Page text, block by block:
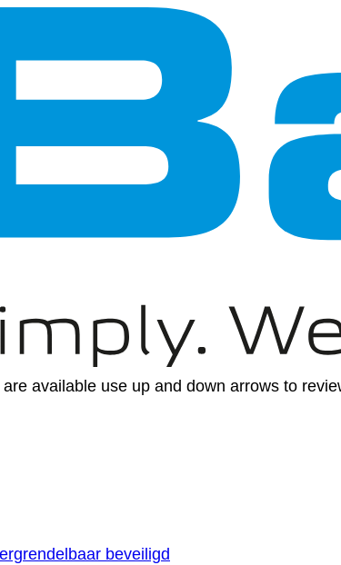
available use up and down arrows to
beveiligd